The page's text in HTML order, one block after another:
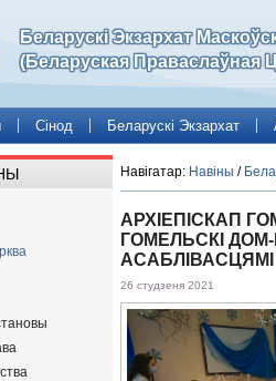
Беларускі Экзархат
(Беларуская Праваслаўная
Сінод Беларускі Экзархат
Навігатар: Навіны /
АРХІЕПІСКАП
ГОМЕЛЬСКІ
АСАБЛІВАСЦЯМІ
26 студзеня 2021